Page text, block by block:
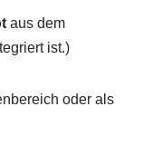
aus dem
ist.)
oder als